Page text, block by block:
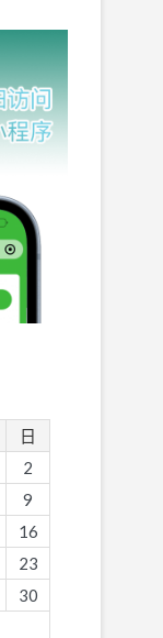
日
2
9
16
23
30